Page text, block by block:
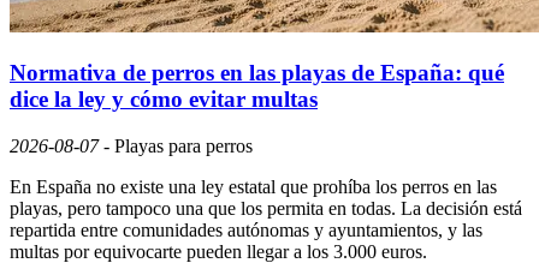
Normativa de perros en las playas de España: qué
dice la ley y cómo evitar multas
2026-08-07 - Playas para perros
En España no existe una ley estatal que prohíba los perros en las
playas, pero tampoco una que los permita en todas. La decisión está
repartida entre comunidades autónomas y ayuntamientos, y las
multas por equivocarte pueden llegar a los 3.000 euros.